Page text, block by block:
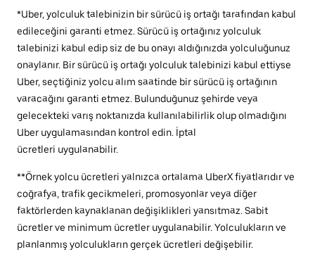
*Uber, yolculuk talebinizin bir sürücü iş ortağı tarafından kabul
edileceğini garanti etmez. Sürücü iş ortağınız yolculuk
talebinizi kabul edip siz de bu onayı aldığınızda yolculuğunuz
onaylanır. Bir sürücü iş ortağı yolculuk talebinizi kabul ettiyse
Uber, seçtiğiniz yolcu alım saatinde bir sürücü iş ortağının
varacağını garanti etmez. Bulunduğunuz şehirde veya
gelecekteki varış noktanızda kullanılabilirlik olup olmadığını
Uber uygulamasından kontrol edin. İptal
ücretleri uygulanabilir.
**Örnek yolcu ücretleri yalnızca ortalama UberX fiyatlarıdır ve
coğrafya, trafik gecikmeleri, promosyonlar veya diğer
faktörlerden kaynaklanan değişiklikleri yansıtmaz. Sabit
ücretler ve minimum ücretler uygulanabilir. Yolculukların ve
planlanmış yolculukların gerçek ücretleri değişebilir.